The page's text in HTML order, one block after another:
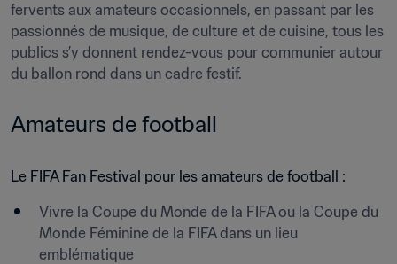
fervents aux amateurs occasionnels, en passant par les
passionnés de musique, de culture et de cuisine, tous les
publics s’y donnent rendez-vous pour communier autour
du ballon rond dans un cadre festif.
Amateurs de football
Le FIFA Fan Festival pour les amateurs de football :
Vivre la Coupe du Monde de la FIFA ou la Coupe du
Monde Féminine de la FIFA dans un lieu
emblématique